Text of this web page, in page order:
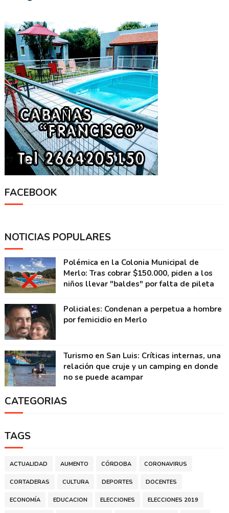
FACEBOOK
NOTICIAS POPULARES
Polémica en la Colonia Municipal de
Merlo: Tras cobrar $150.000, piden a los
niños llevar "baldes" por falta de pileta
Policiales: Condenan a perpetua a hombre
por femicidio en Merlo
Turismo en San Luis: Críticas internas, una
relación que cruje y un camping en donde
no se puede acampar
CATEGORIAS
TAGS
ACTUALIDAD AUMENTO CÓRDOBA CORONAVIRUS
CORTADERAS CULTURA DEPORTES DOCENTES
ECONOMÍA EDUCACION ELECCIONES ELECCIONES 2019